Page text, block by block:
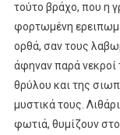
τούτο βράχο, που η
φορτωμένη
ορθά, σαν τους
άφηναν παρά νεκροί
θρύλου και της
μυστικά τους.
φωτιά, θυμίζουν